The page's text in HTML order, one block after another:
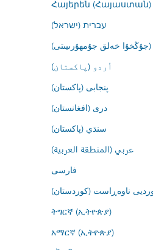
Հայերեն (Հայաստան)
עברית (ישראל)
(جۇڭخۇا خەلق جۇمھۇرىيىتى)
اُردو (پاکستان)
پنجابی (پاکستان)
درى (افغانستان)
سنڌي (پاکستان)
عربي (المنطقة العربية)
فارسى
ناوەڕاست (کوردستان)
ትግርኛ (ኢትዮጵያ)
አማርኛ (ኢትዮጵያ)